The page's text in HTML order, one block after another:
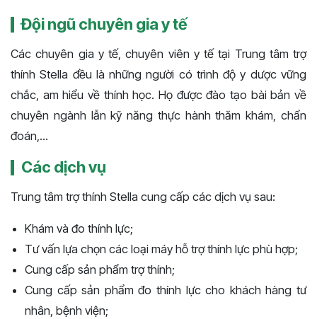
Đội ngũ chuyên gia y tế
Các chuyên gia y tế, chuyên viên y tế tại Trung tâm trợ
thính Stella đều là những người có trình độ y dược vững
chắc, am hiểu về thính học. Họ được đào tạo bài bản về
chuyên ngành lẫn kỹ năng thực hành thăm khám, chẩn
đoán,...
Các dịch vụ
Trung tâm trợ thính Stella cung cấp các dịch vụ sau:
Khám và đo thính lực;
Tư vấn lựa chọn các loại máy hỗ trợ thính lực phù hợp;
Cung cấp sản phẩm trợ thính;
Cung cấp sản phẩm đo thính lực cho khách hàng tư
nhân, bệnh viện;